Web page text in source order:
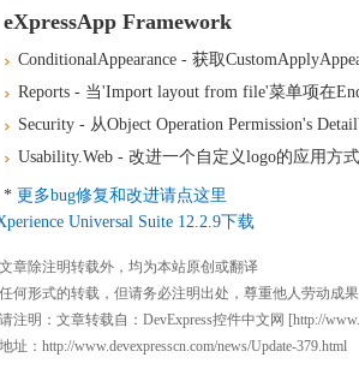
eXpressApp Framework
ConditionalAppearance - 获取
Reports - 当'Import layout from file'菜单项在
Security - 从Object Operation Permission's
Usability.Web - 改进一个自定义logo的应用方式
* 更多bug修复和改进请点这里
Universal Suite 12.2.9下载
章除注明转载外，均为本站原创或翻译
何形式的转载，但请务必注明出处，尊重他人劳动成果
注明：文章转载自：DevExpress控件中文网 [http://
址： http://www.devexpresscn.com/news/Update-379.html